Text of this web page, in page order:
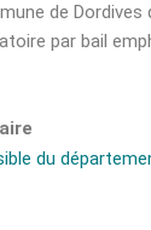
de Dordives
par bail
du